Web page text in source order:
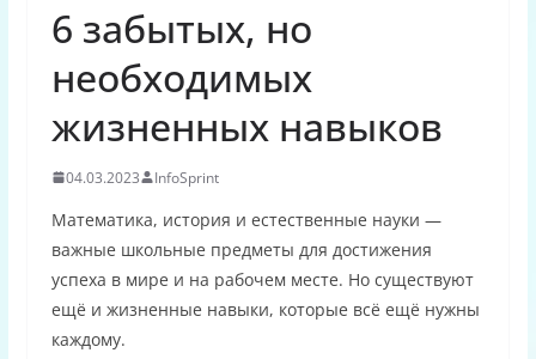
6 забытых, но
необходимых
жизненных навыков
04.03.2023 InfoSprint
Математика, история и естественные науки —
важные школьные предметы для достижения
успеха в мире и на рабочем месте. Но существуют
ещё и жизненные навыки, которые всё ещё нужны
каждому.